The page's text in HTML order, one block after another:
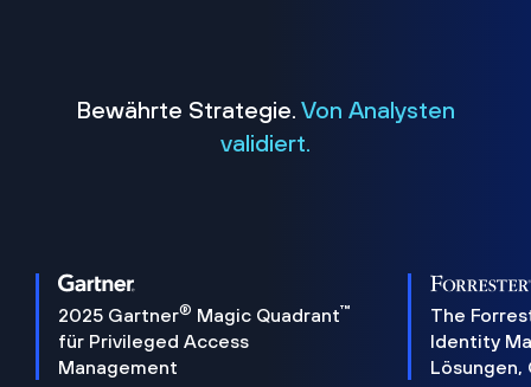
Bewährte Strategie. Von Analysten
validiert.
2025 Gartner® Magic Quadrant™
für Privileged Access
Management
The
Identity
Lösungen,